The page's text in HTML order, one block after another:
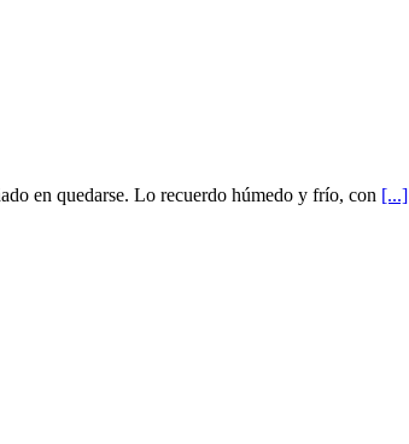
en quedarse. Lo recuerdo húmedo y frío, con [...]